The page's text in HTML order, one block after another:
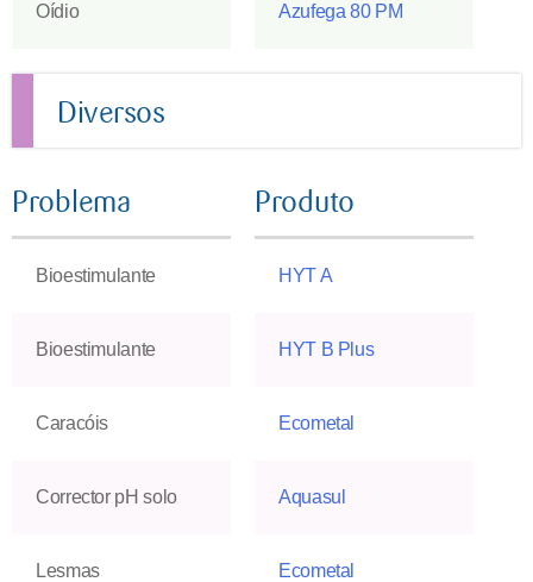
Oídio Azufega 80 PM
Diversos
Problema Produto
Bioestimulante HYT A
Bioestimulante HYT B Plus
Caracóis Ecometal
Corrector pH solo Aquasul
Lesmas Ecometal